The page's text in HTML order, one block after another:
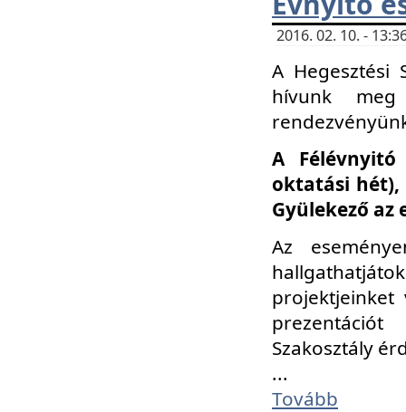
2016. 02. 10. -
A Hegesztési
hívunk
A
oktatási hét),
Gyülekező az
Az
Szakosztály
...
Tovább